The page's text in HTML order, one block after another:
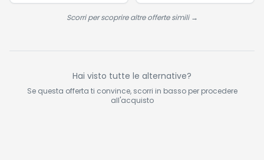
capelli con vitamina
Giochi, 29,5 x 62,5 x
60 cm, Bianco
Scorri per scoprire altre offerte simili →
Hai visto tutte le alternative?
Se questa offerta ti convince, scorri in basso per procedere
all'acquisto